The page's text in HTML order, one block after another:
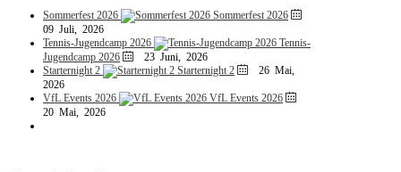
Sommerfest 2026 Sommerfest 2026
09 Juli, 2026
Tennis-Jugendcamp 2026
Tennis-
Jugendcamp 2026
23 Juni, 2026
Starternight 2 Starternight 2
26 Mai,
2026
VfL Events 2026 VfL Events 2026
20 Mai, 2026